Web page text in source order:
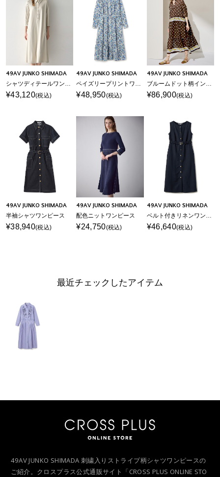
49AV JUNKO SHIMADA
シャツディテールワンピース
¥43,120(税込)
49AV JUNKO SHIMADA
ペイズリープリントワンピース
¥48,950(税込)
49AV JUNKO SHIMADA
ブルームドット柄インナー付きワンピース
¥86,900(税込)
49AV JUNKO SHIMADA
半袖シャツワンピース
¥38,940(税込)
49AV JUNKO SHIMADA
配色ニットワンピース
¥24,750(税込)
49AV JUNKO SHIMADA
ベルト付きリネンワンピース
¥46,640(税込)
最近チェックしたアイテム
49AV JUNKO SHIMADA 刺繍入りストライプ柄シャツワンピースの
ご紹介。クロスプラス公式通販サイト「CROSS PLUS ONLINE STO